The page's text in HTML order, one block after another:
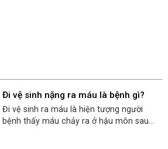
Đi vệ sinh nặng ra máu là bệnh gì?
Đi vệ sinh ra máu là hiện tượng người
bệnh thấy máu chảy ra ở hậu môn sau...